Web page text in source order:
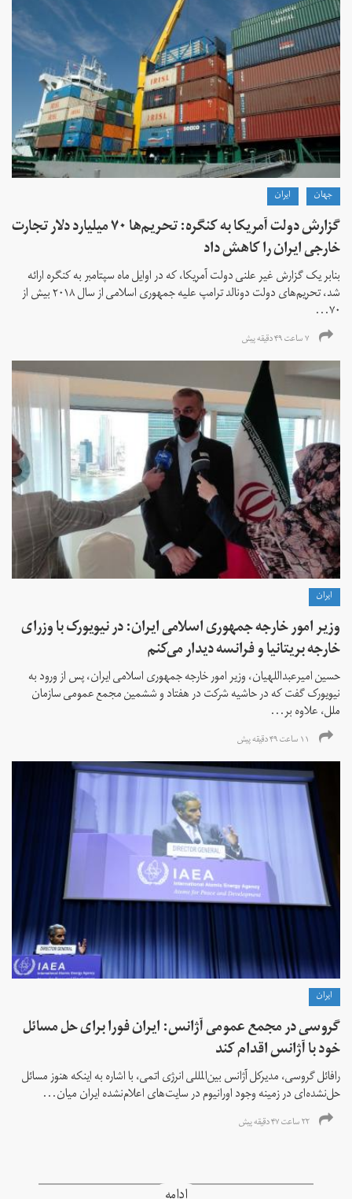
جهان ايران
گزارش دولت آمریکا به کنگره: تحریم‌ها ۷۰ میلیارد دلار تجارت
خارجی ایران را کاهش داد
بنابر یک گزارش غیر علنی دولت آمریکا، که در اوایل ماه سپتامبر به کنگره ارائه
شد، تحریم‌های دولت دونالد ترامپ علیه جمهوری اسلامی از سال ۲۰۱۸ بیش از
۷۰...
۷ ساعت ۴۹ دقیقه پیش
ايران
وزیر امور خارجه جمهوری اسلامی ایران: در نیویورک با وزرای
خارجه بریتانیا و فرانسه دیدار می‌کنم
حسین امیرعبداللهیان، وزیر امور خارجه جمهوری اسلامی ایران، پس از ورود به
نیویورک گفت که در حاشیه شرکت در هفتاد و ششمین مجمع عمومی سازمان
ملل، علاوه بر...
۱۱ ساعت ۴۹ دقیقه پیش
ايران
گروسی در مجمع عمومی آژانس: ایران فورا برای حل مسائل
خود با آژانس اقدام کند
رافائل گروسی، مدیرکل آژانس بین‌المللی انرژی اتمی، با اشاره به اینکه هنوز مسائل
حل‌نشده‌ای در زمینه وجود اورانیوم در سایت‌های اعلام‌نشده ایران میان...
۲۲ ساعت ۴۷ دقیقه پیش